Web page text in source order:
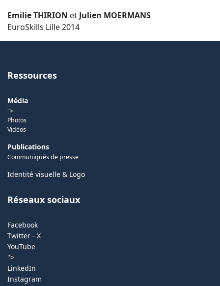
Emilie THIRION et Julien MOERMANS
EuroSkills Lille 2014
Ressources
Média
">
Photos
Vidéos
Publications
Communiqués de presse
Identité visuelle & Logo
Réseaux sociaux
Facebook
Twitter - X
YouTube
">
LinkedIn
Instagram